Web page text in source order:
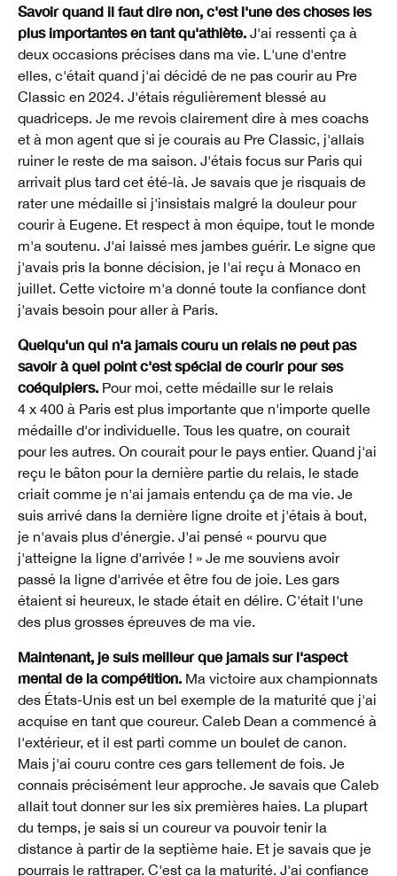
Savoir quand il faut dire non, c'est l'une des choses les
plus importantes en tant qu'athlète. J'ai ressenti ça à
deux occasions précises dans ma vie. L'une d'entre
elles, c'était quand j'ai décidé de ne pas courir au Pre
Classic en 2024. J'étais régulièrement blessé au
quadriceps. Je me revois clairement dire à mes coachs
et à mon agent que si je courais au Pre Classic, j'allais
ruiner le reste de ma saison. J'étais focus sur Paris qui
arrivait plus tard cet été-là. Je savais que je risquais de
rater une médaille si j'insistais malgré la douleur pour
courir à Eugene. Et respect à mon équipe, tout le monde
m'a soutenu. J'ai laissé mes jambes guérir. Le signe que
j'avais pris la bonne décision, je l'ai reçu à Monaco en
juillet. Cette victoire m'a donné toute la confiance dont
j'avais besoin pour aller à Paris.
Quelqu'un qui n'a jamais couru un relais ne peut pas
savoir à quel point c'est spécial de courir pour ses
coéquipiers. Pour moi, cette médaille sur le relais
4 x 400 à Paris est plus importante que n'importe quelle
médaille d'or individuelle. Tous les quatre, on courait
pour les autres. On courait pour le pays entier. Quand j'ai
reçu le bâton pour la dernière partie du relais, le stade
criait comme je n'ai jamais entendu ça de ma vie. Je
suis arrivé dans la dernière ligne droite et j'étais à bout,
je n'avais plus d'énergie. J'ai pensé « pourvu que
j'atteigne la ligne d'arrivée ! » Je me souviens avoir
passé la ligne d'arrivée et être fou de joie. Les gars
étaient si heureux, le stade était en délire. C'était l'une
des plus grosses épreuves de ma vie.
Maintenant, je suis meilleur que jamais sur l'aspect
mental de la compétition. Ma victoire aux championnats
des États-Unis est un bel exemple de la maturité que j'ai
acquise en tant que coureur. Caleb Dean a commencé à
l'extérieur, et il est parti comme un boulet de canon.
Mais j'ai couru contre ces gars tellement de fois. Je
connais précisément leur approche. Je savais que Caleb
allait tout donner sur les six premières haies. La plupart
du temps, je sais si un coureur va pouvoir tenir la
distance à partir de la septième haie. Et je savais que je
pourrais le rattraper. C'est ça la maturité. J'ai confiance